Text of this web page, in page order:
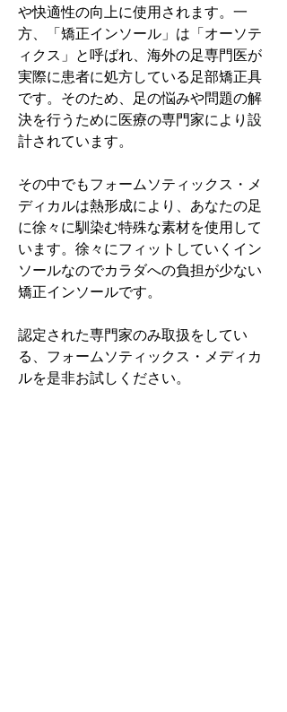
や快適性の向上に使用されます。一
方、「矯正インソール」は「オーソテ
ィクス」と呼ばれ、海外の足専門医が
実際に患者に処方している足部矯正具
です。そのため、足の悩みや問題の解
決を行うために医療の専門家により設
計されています。
その中でもフォームソティックス・メ
ディカルは熱形成により、あなたの足
に徐々に馴染む特殊な素材を使用して
います。徐々にフィットしていくイン
ソールなのでカラダへの負担が少ない
矯正インソールです。
認定された専門家のみ取扱をしてい
る、フォームソティックス・メディカ
ルを是非お試しください。